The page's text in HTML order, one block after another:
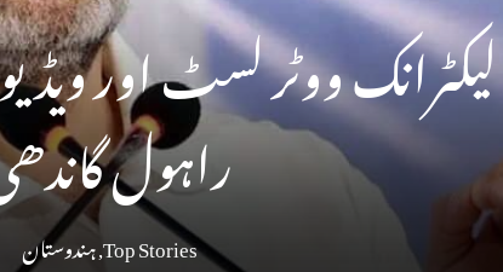
ووٹر لسٹ اور
راہول
Top Stories
,ہندوستان